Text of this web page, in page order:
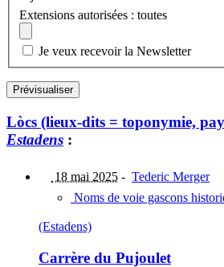
Extensions autorisées : toutes
Je veux recevoir la Newsletter
Lòcs (lieux-dits = toponymie,
Estadens :
18 mai 2025 - Tederic Merger
Noms de voie gascons
(Estadens)
Carrère du Pujoulet